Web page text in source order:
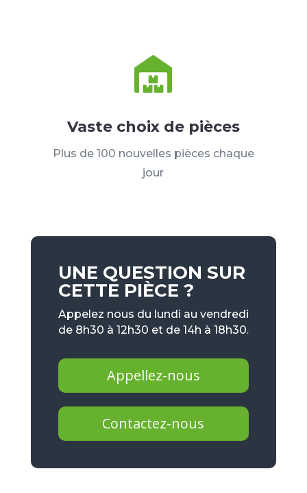
Vaste choix de pièces
Plus de 100 nouvelles pièces chaque
jour
UNE QUESTION SUR
CETTE PIÈCE ?
Appelez nous du lundi au vendredi
de 8h30 à 12h30 et de 14h à 18h30.
Appellez-nous
Contactez-nous